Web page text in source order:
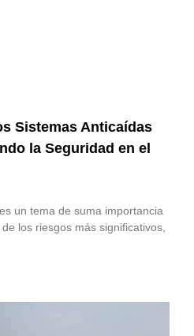
Sistemas Anticaídas
la Seguridad en el
un tema de suma importancia
los riesgos más significativos,